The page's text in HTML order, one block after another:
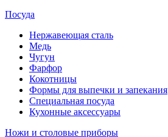
Посуда
Нержавеющая сталь
Медь
Чугун
Фарфор
Кокотницы
Формы для выпечки и запекания
Специальная посуда
Кухонные аксессуары
Ножи и столовые приборы